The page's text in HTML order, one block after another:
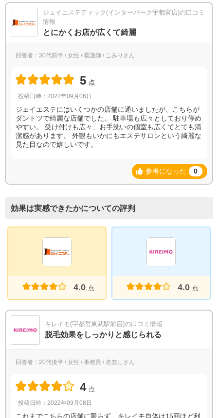
ジェイエステティック(インターパーク宇都宮店)の口コミ
情報
とにかくお店が広くて綺麗
回答者：30代前半 / 女性 / 看護師 / こみりさん
5 点
投稿日時：2022年09月06日
ジェイエステにはいくつかの店舗に通いましたが、こちらが
ダントツで綺麗な店舗でした。 駐車場も広々としており停め
やすい。 受け付けも広々、お手洗いの個室も広くてとても清
潔感があります。 外観もいかにもエステサロンという綺麗な
見た目なので嬉しいです。
参考になった 0
効果は実感できたかについての評判
4.0 点 4.0 点
キレイモ(宇都宮東武駅前店)の口コミ情報
脱毛効果をしっかりと感じられる
回答者：20代後半 / 女性 / 事務員 / 名無しさん
4 点
投稿日時：2022年09月08日
これまでこちらの店舗に限らず、キレイモ自体は15回ほど利